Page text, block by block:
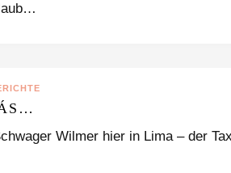
Wilmer hier in Lima – der